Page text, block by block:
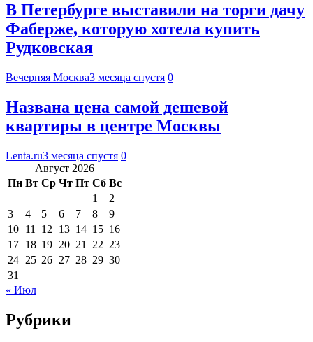
В Петербурге выставили на торги дачу
Фаберже, которую хотела купить
Рудковская
Вечерняя Москва3 месяца спустя 0
Названа цена самой дешевой
квартиры в центре Москвы
Lenta.ru3 месяца спустя 0
Август 2026
Пн Вт Ср Чт Пт Сб Вс
1
2
3
4 5 6 7 8
9
10 11 12 13 14 15 16
17 18 19 20 21 22 23
24 25 26 27 28 29 30
31
« Июл
Рубрики